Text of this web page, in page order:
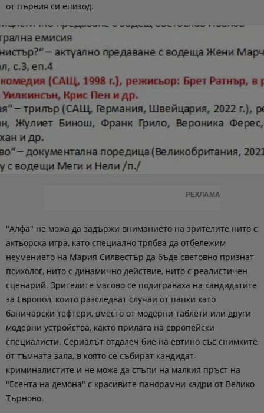
от първия си епизод.
РЕКЛАМА
"Алфа" не можа да задържи вниманието на зрителите нито с
актьорска игра, като специално трябва да отбележим
неумението на Мария Силвестър да бъде световно признат
психолог, нито с динамично действие, нито с реалистичен
сценарий. Зрителите масово се подиграваха на кандидатите
за Европол, които разследват случаи от папки като
баничарски тефтери, вместо от модерни таблети или други
модерни устройства, както прилага на европейски
специалисти. Сериалът отдалеч бие на евтино със снимките
от тъмната зала, в която се събират кандидат-
криминалистите и не може да стъпи на малкия пръст на
"Есента на демона" с красивите панорамни кадри от Велико
Търново.